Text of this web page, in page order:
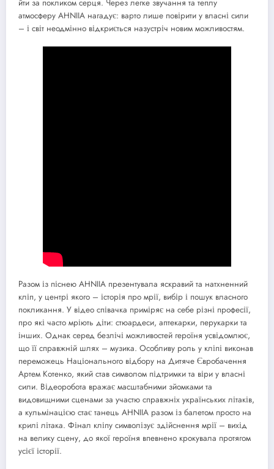
йти за покликом серця. Через легке звучання та теплу
атмосферу AHNIIA нагадує: варто лише повірити у власні сили
– і світ неодмінно відкриється назустріч новим можливостям.
Разом із піснею AHNIIA презентувала яскравий та натхненний
кліп, у центрі якого – історія про мрії, вибір і пошук власного
покликання. У відео співачка приміряє на себе різні професії,
про які часто мріють діти: стюардеси, аптекарки, перукарки та
інших. Однак серед безлічі можливостей героїня усвідомлює,
що її справжній шлях – музика. Особливу роль у кліпі виконав
переможець Національного відбору на Дитяче Євробачення
Артем Котенко, який став символом підтримки та віри у власні
сили. Відеоробота вражає масштабними зйомками та
видовищними сценами за участю справжніх українських літаків,
а кульмінацією стає танець AHNIIA разом із балетом просто на
крилі літака. Фінал кліпу символізує здійснення мрії – вихід
на велику сцену, до якої героїня впевнено крокувала протягом
усієї історії.